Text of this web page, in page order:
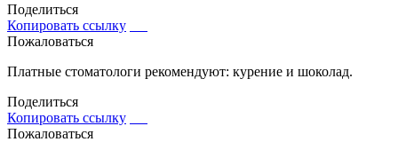
Поделиться
Копировать ссылку
Пожаловаться
Платные стоматологи рекомендуют: курение и шоколад.
Поделиться
Копировать ссылку
Пожаловаться